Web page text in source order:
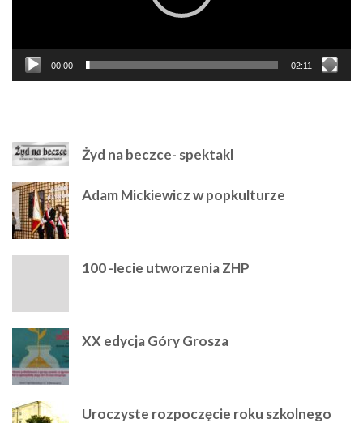
00:00 02:11
Żyd na beczce- spektakl
Adam Mickiewicz w popkulturze
100 -lecie utworzenia ZHP
XX edycja Góry Grosza
Uroczyste rozpoczęcie roku szkolnego